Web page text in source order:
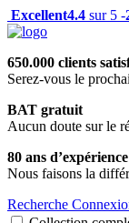
Excellent4.4 sur 5 -
650.000 clients
Serez-vous le
BAT gratuit
Aucun doute sur le
80 ans d’expérience
Nous faisons la
Recherche